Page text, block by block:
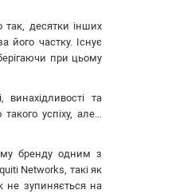
так, десятки інших
його частку. Існує
при цьому
та
успіху, але...
бренду одним з
Networks, такі як
не зупиняється на